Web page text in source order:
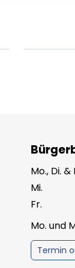
Mo., Di. &
Mi.
Fr.
Mo. und
Termin